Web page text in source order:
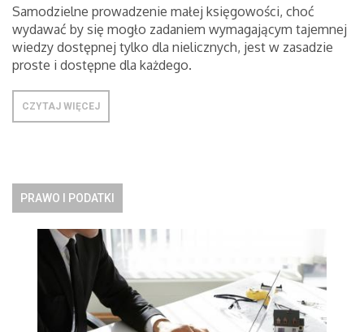
Samodzielne prowadzenie małej księgowości, choć
wydawać by się mogło zadaniem wymagającym tajemnej
wiedzy dostępnej tylko dla nielicznych, jest w zasadzie
proste i dostępne dla każdego.
CZYTAJ WIĘCEJ
PRAWO I PODATKI